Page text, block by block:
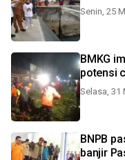
Senin, 25
BMKG
potensi
Selasa, 31
BNPB
banjir